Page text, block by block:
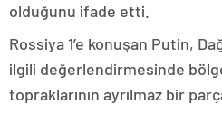
olduğunu ifade etti.
Rossiya 1’e konuşan Putin,
ilgili değerlendirmesinde
topraklarının ayrılmaz bir